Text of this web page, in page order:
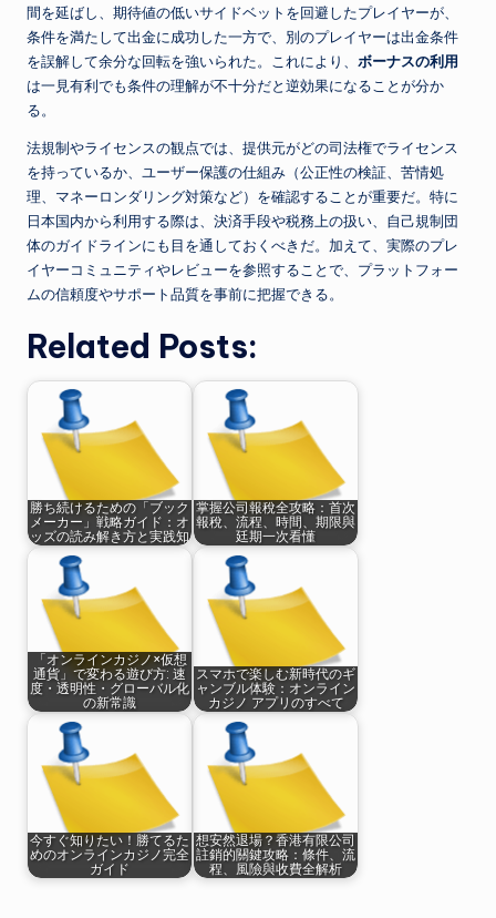
間を延ばし、期待値の低いサイドベットを回避したプレイヤーが、
条件を満たして出金に成功した一方で、別のプレイヤーは出金条件
を誤解して余分な回転を強いられた。これにより、 ボーナスの利用
は一見有利でも条件の理解が不十分だと逆効果になることが分か
る。
法規制やライセンスの観点では、提供元がどの司法権でライセンス
を持っているか、ユーザー保護の仕組み（公正性の検証、苦情処
理、マネーロンダリング対策など）を確認することが重要だ。特に
日本国内から利用する際は、決済手段や税務上の扱い、自己規制団
体のガイドラインにも目を通しておくべきだ。加えて、実際のプレ
イヤーコミュニティやレビューを参照することで、プラットフォー
ムの信頼度やサポート品質を事前に把握できる。
Related Posts:
勝ち続けるための「ブック
メーカー」戦略ガイド：オ
ッズの読み解き方と実践知
掌握公司報稅全攻略：首次
報稅、流程、時間、期限與
廷期一次看懂
「オンラインカジノ×仮想
通貨」で変わる遊び方: 速
度・透明性・グローバル化
の新常識
スマホで楽しむ新時代のギ
ャンブル体験：オンライン
カジノ アプリのすべて
今すぐ知りたい！勝てるた
めのオンラインカジノ完全
ガイド
想安然退場？香港有限公司
註銷的關鍵攻略：條件、流
程、風險與收費全解析